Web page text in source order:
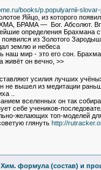
books/p.populyarnii-
Яйцо, из которого
БРАМА — Бог. Абсолют.
определения Брахмана
из Золотого
землю и небеса
наш мир - это его сон.
живёт он вечно, >>
усилия лучших
не вышел из медитации
..
вселенных он так
себе учеников-
желающих топ-моделей
глянуть http://
формула (состав) и